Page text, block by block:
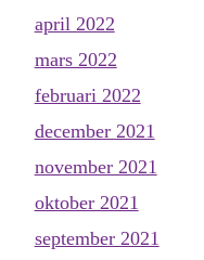
april 2022
mars 2022
februari 2022
december 2021
november 2021
oktober 2021
september 2021